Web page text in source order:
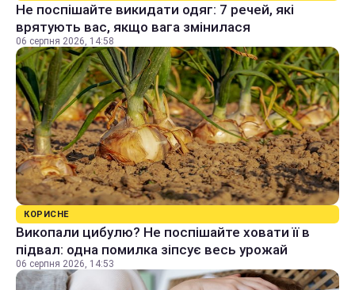
Не поспішайте викидати одяг: 7 речей, які
врятують вас, якщо вага змінилася
06 серпня 2026, 14:58
КОРИСНЕ
Викопали цибулю? Не поспішайте ховати її в
підвал: одна помилка зіпсує весь урожай
06 серпня 2026, 14:53